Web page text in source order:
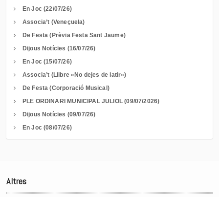
En Joc (22/07/26)
Associa’t (Veneçuela)
De Festa (Prèvia Festa Sant Jaume)
Dijous Notícies (16/07/26)
En Joc (15/07/26)
Associa’t (Llibre «No dejes de latir»)
De Festa (Corporació Musical)
PLE ORDINARI MUNICIPAL JULIOL (09/07/2026)
Dijous Notícies (09/07/26)
En Joc (08/07/26)
Altres